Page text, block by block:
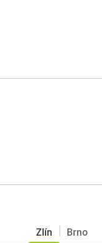
Zlín Brno